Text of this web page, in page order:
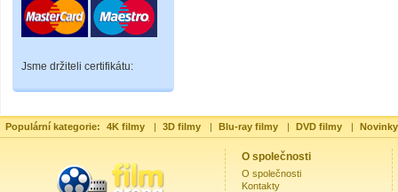
Jsme držiteli certifikátu:
Populární kategorie: 4K filmy | 3D filmy | Blu-ray filmy | DVD filmy |
O společnosti
O společnosti
Kontakty